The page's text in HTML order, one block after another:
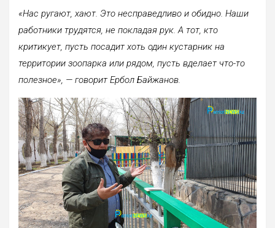
«Нас ругают, хают. Это несправедливо и обидно. Наши
работники трудятся, не покладая рук. А тот, кто
критикует, пусть посадит хоть один кустарник на
территории зоопарка или рядом, пусть вделает что-то
полезное», — говорит Ербол Байжанов.